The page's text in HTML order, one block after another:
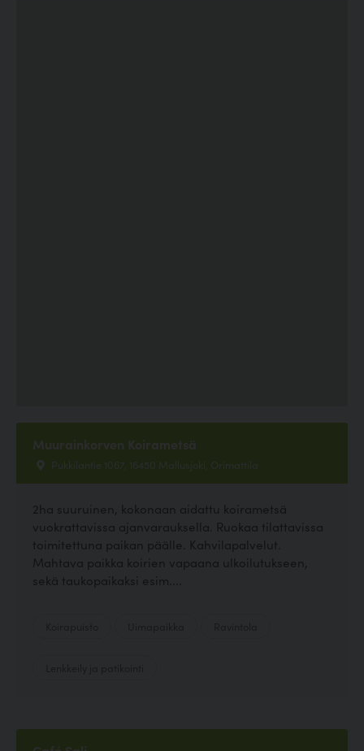
Muurainkorven Koirametsä
Pukkilantie 1067, 16450 Mallusjoki, Orimattila
2ha suuruinen, kokonaan aidattu koirametsä
vuokrattavissa ajanvarauksella. Ruokaa tilattavissa
toimitettuna paikan päälle. Kahvilapalvelut.
Mahtava paikka koirien vapaana ulkoilutukseen,
sekä taukopaikaksi esim....